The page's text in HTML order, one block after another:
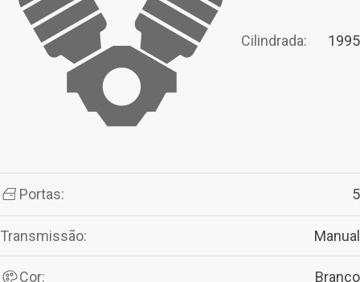
Cilindrada: 1995
Portas: 5
Transmissão: Manual
Cor: Branco